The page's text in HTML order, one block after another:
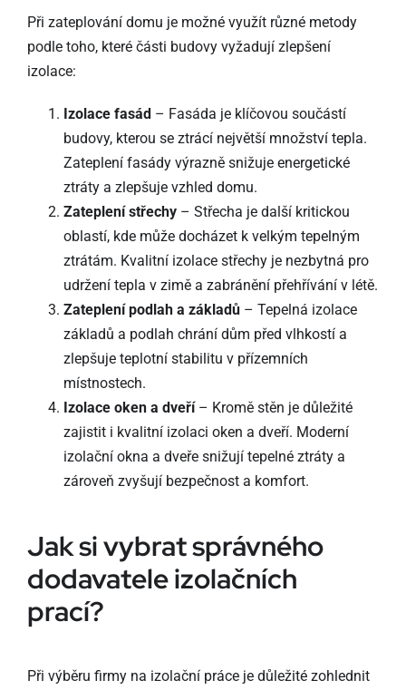
Při zateplování domu je možné využít různé metody
podle toho, které části budovy vyžadují zlepšení
izolace:
Izolace fasád– Fasáda je klíčovou součástí
budovy, kterou se ztrácí největší množství tepla.
Zateplení fasády výrazně snižuje energetické
ztráty a zlepšuje vzhled domu.
Zateplení střechy– Střecha je další kritickou
oblastí, kde může docházet k velkým tepelným
ztrátám. Kvalitní izolace střechy je nezbytná pro
udržení tepla v zimě a zabránění přehřívání v létě.
Zateplení podlah a základů– Tepelná izolace
základů a podlah chrání dům před vlhkostí a
zlepšuje teplotní stabilitu v přízemních
místnostech.
Izolace oken a dveří– Kromě stěn je důležité
zajistit i kvalitní izolaci oken a dveří. Moderní
izolační okna a dveře snižují tepelné ztráty a
zároveň zvyšují bezpečnost a komfort.
Jak si vybrat správného
dodavatele izolačních
prací?
Při výběru firmy na izolační práce je důležité zohlednit